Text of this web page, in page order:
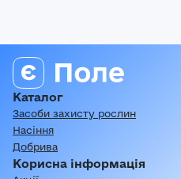
Каталог
Засоби захисту рослин
Насіння
Добрива
Корисна інформація